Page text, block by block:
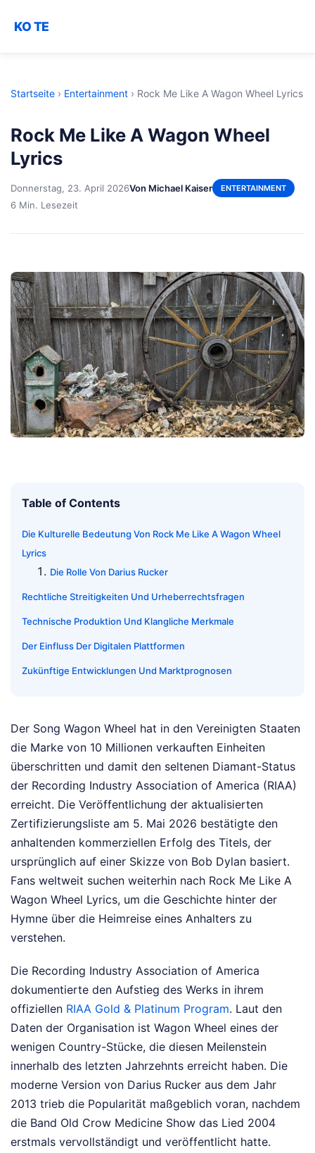
KO TE
Startseite › Entertainment › Rock Me Like A Wagon Wheel Lyrics
Rock Me Like A Wagon Wheel
Lyrics
Donnerstag, 23. April 2026Von Michael Kaiser ENTERTAINMENT
6 Min. Lesezeit
Table of Contents
Die Kulturelle Bedeutung Von Rock Me Like A Wagon Wheel
Lyrics
Die Rolle Von Darius Rucker
Rechtliche Streitigkeiten Und Urheberrechtsfragen
Technische Produktion Und Klangliche Merkmale
Der Einfluss Der Digitalen Plattformen
Zukünftige Entwicklungen Und Marktprognosen
Der Song Wagon Wheel hat in den Vereinigten Staaten
die Marke von 10 Millionen verkauften Einheiten
überschritten und damit den seltenen Diamant-Status
der Recording Industry Association of America (RIAA)
erreicht. Die Veröffentlichung der aktualisierten
Zertifizierungsliste am 5. Mai 2026 bestätigte den
anhaltenden kommerziellen Erfolg des Titels, der
ursprünglich auf einer Skizze von Bob Dylan basiert.
Fans weltweit suchen weiterhin nach Rock Me Like A
Wagon Wheel Lyrics, um die Geschichte hinter der
Hymne über die Heimreise eines Anhalters zu
verstehen.
Die Recording Industry Association of America
dokumentierte den Aufstieg des Werks in ihrem
offiziellen RIAA Gold & Platinum Program. Laut den
Daten der Organisation ist Wagon Wheel eines der
wenigen Country-Stücke, die diesen Meilenstein
innerhalb des letzten Jahrzehnts erreicht haben. Die
moderne Version von Darius Rucker aus dem Jahr
2013 trieb die Popularität maßgeblich voran, nachdem
die Band Old Crow Medicine Show das Lied 2004
erstmals vervollständigt und veröffentlicht hatte.